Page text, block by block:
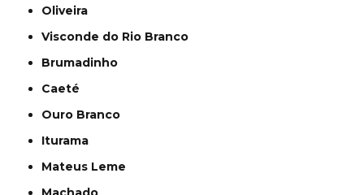
Oliveira
Visconde do Rio Branco
Brumadinho
Caeté
Ouro Branco
Iturama
Mateus Leme